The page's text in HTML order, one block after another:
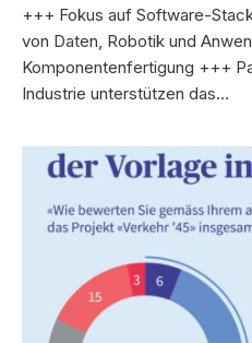
+++ Fokus auf Software-
von Daten, Robotik und
Komponentenfertigung +++
Industrie unterstützen das…